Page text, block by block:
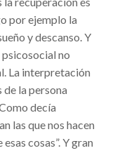
por ejemplo la
y descanso. Y
no
La interpretación
de la persona
decía
las que nos hacen
cosas”. Y gran